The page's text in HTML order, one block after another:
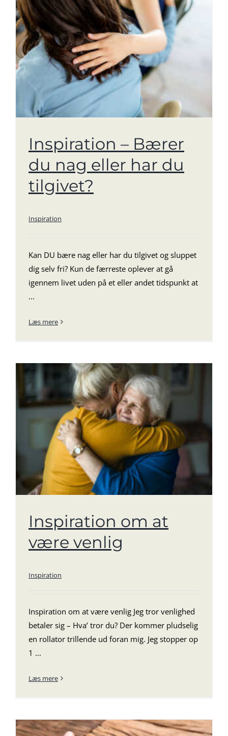
Inspiration – Bærer
du nag eller har du
tilgivet?
Inspiration
Kan DU bære nag eller har du tilgivet og sluppet
dig selv fri? Kun de færreste oplever at gå
igennem livet uden på et eller andet tidspunkt at
...
Læs mere
Inspiration om at
være venlig
Inspiration
Inspiration om at være venlig Jeg tror venlighed
betaler sig – Hva’ tror du? Der kommer pludselig
en rollator trillende ud foran mig. Jeg stopper op
1 ...
Læs mere